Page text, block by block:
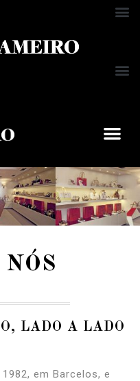
NÓS
LADO A LADO
em Barcelos, e